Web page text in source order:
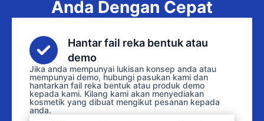
Anda Dengan Cepat
Hantar fail reka bentuk atau
demo
Jika anda mempunyai lukisan konsep anda atau
mempunyai demo, hubungi pasukan kami dan
hantarkan fail reka bentuk atau produk demo
kepada kami. Kilang kami akan menyediakan
kosmetik yang dibuat mengikut pesanan kepada
anda.